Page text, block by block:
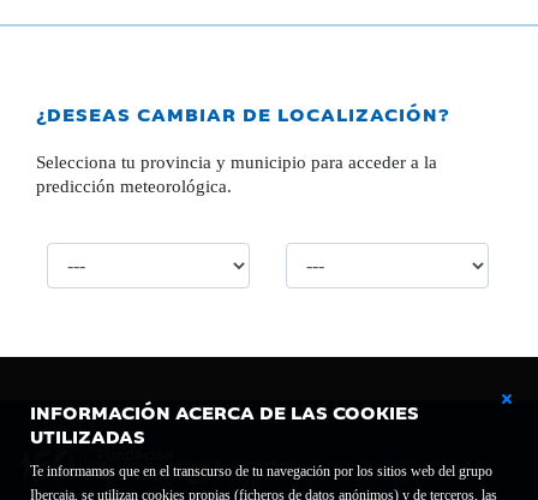
INFORMACIÓN ACERCA DE LAS COOKIES
UTILIZADAS
Te informamos que en el transcurso de tu navegación por los sitios web del grupo
Ibercaja, se utilizan cookies propias (ficheros de datos anónimos) y de terceros, las
¿DESEAS CAMBIAR DE LOCALIZACIÓN?
Selecciona tu provincia y municipio para acceder a la
predicción meteorológica.